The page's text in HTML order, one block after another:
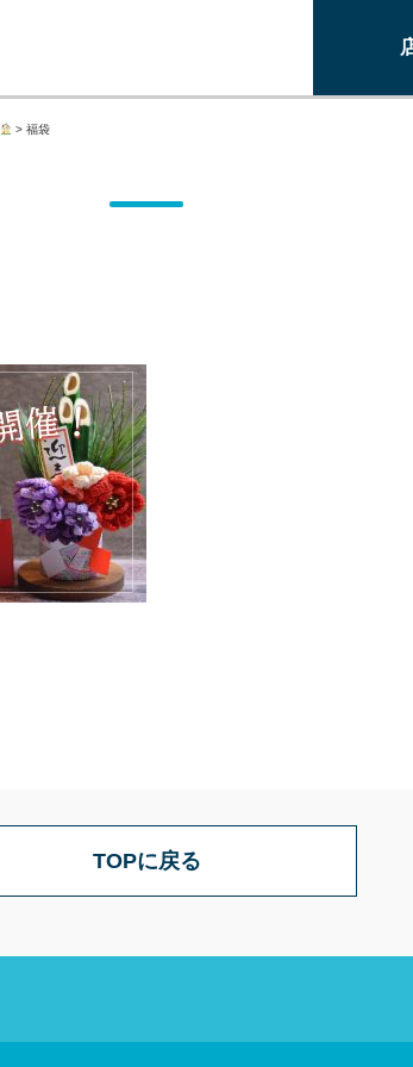
>福袋
TOPに戻る